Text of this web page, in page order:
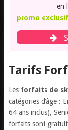
en
promo exclusif
Tarifs
Les forfaits de
catégories d’âge :
64 ans inclus),
forfaits sont